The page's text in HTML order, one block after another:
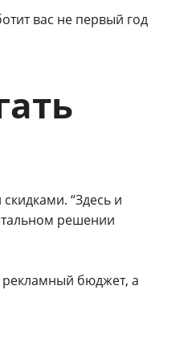
вас не первый год
“Здесь и
решении
рекламный бюджет, а